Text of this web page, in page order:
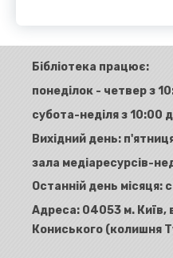
Бібліотека працює:
понеділок - четвер з
субота-неділя з 10:00
Вихідний день:
зала медіаресурсів-
Останній день місяця:
Адреса: 04053 м. Київ,
Кониського (колишня